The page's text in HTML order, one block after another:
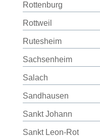
Rottenburg
Rottweil
Rutesheim
Sachsenheim
Salach
Sandhausen
Sankt Johann
Sankt Leon-Rot